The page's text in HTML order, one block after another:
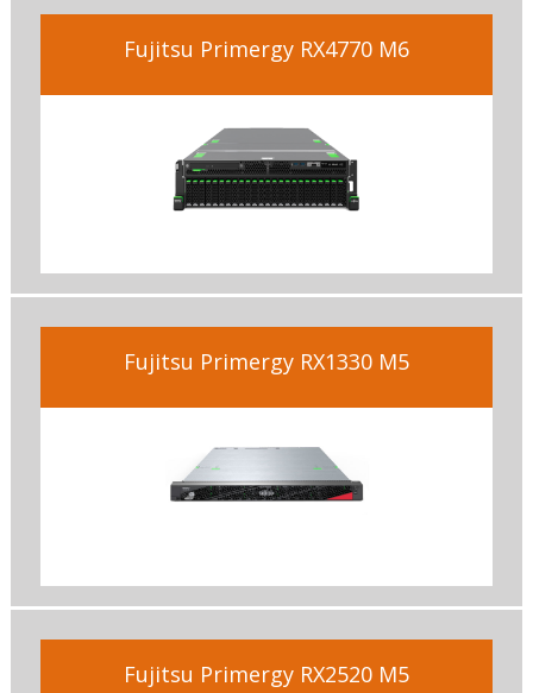
Fujitsu Primergy RX4770 M6
Fujitsu Primergy RX1330 M5
Fujitsu Primergy RX2520 M5